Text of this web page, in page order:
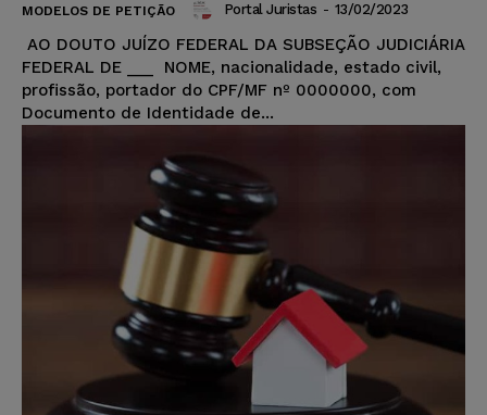
MODELOS DE PETIÇÃO Portal Juristas - 13/02/2023
AO DOUTO JUÍZO FEDERAL DA SUBSEÇÃO JUDICIÁRIA
FEDERAL DE ___ NOME, nacionalidade, estado civil,
profissão, portador do CPF/MF nº 0000000, com
Documento de Identidade de...